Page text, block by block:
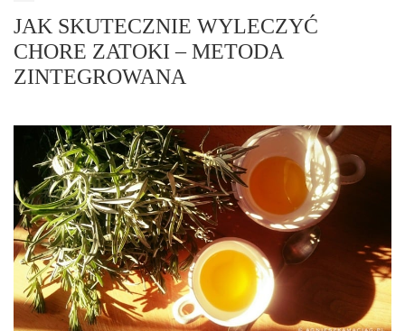
JAK SKUTECZNIE WYLECZYĆ
CHORE ZATOKI – METODA
ZINTEGROWANA